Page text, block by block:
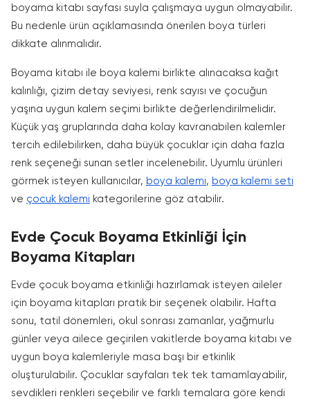
boyama kitabı sayfası suyla çalışmaya uygun olmayabilir.
Bu nedenle ürün açıklamasında önerilen boya türleri
dikkate alınmalıdır.
Boyama kitabı ile boya kalemi birlikte alınacaksa kağıt
kalınlığı, çizim detay seviyesi, renk sayısı ve çocuğun
yaşına uygun kalem seçimi birlikte değerlendirilmelidir.
Küçük yaş gruplarında daha kolay kavranabilen kalemler
tercih edilebilirken, daha büyük çocuklar için daha fazla
renk seçeneği sunan setler incelenebilir. Uyumlu ürünleri
görmek isteyen kullanıcılar, boya kalemi, boya kalemi seti
ve çocuk kalemi kategorilerine göz atabilir.
Evde Çocuk Boyama Etkinliği İçin
Boyama Kitapları
Evde çocuk boyama etkinliği hazırlamak isteyen aileler
için boyama kitapları pratik bir seçenek olabilir. Hafta
sonu, tatil dönemleri, okul sonrası zamanlar, yağmurlu
günler veya ailece geçirilen vakitlerde boyama kitabı ve
uygun boya kalemleriyle masa başı bir etkinlik
oluşturulabilir. Çocuklar sayfaları tek tek tamamlayabilir,
sevdikleri renkleri seçebilir ve farklı temalara göre kendi